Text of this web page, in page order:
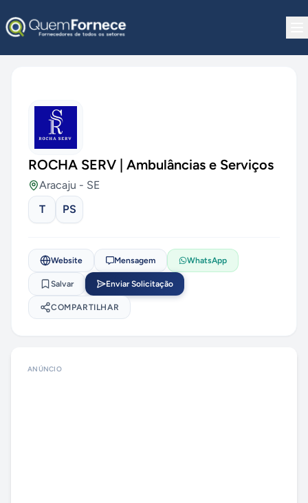
ROCHA SERV | Ambulâncias e Serviços
Aracaju - SE
T
PS
Website Mensagem WhatsApp
Salvar Enviar Solicitação
COMPARTILHAR
ANÚNCIO